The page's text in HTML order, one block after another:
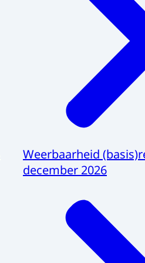
Weerbaarheid
december 2026